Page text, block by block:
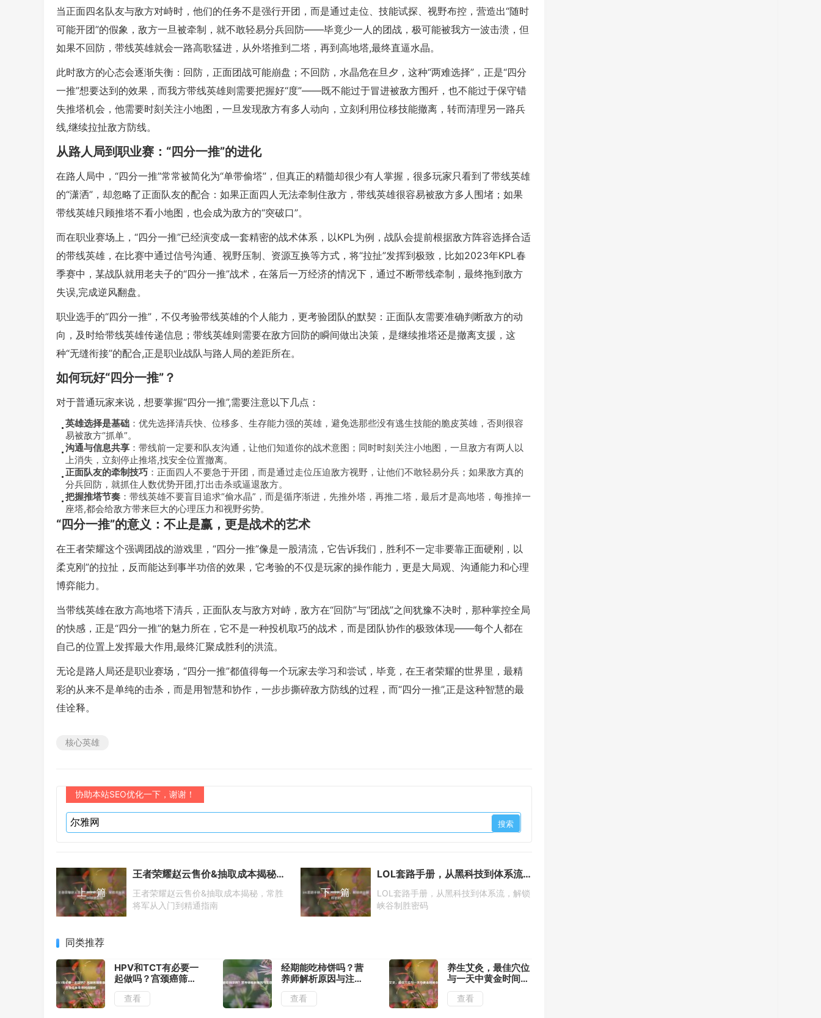
当正面四名队友与敌方对峙时，他们的任务不是强行开团，而是通过走位、技能试探、视野布控，营造出“随时
可能开团”的假象，敌方一旦被牵制，就不敢轻易分兵回防——毕竟少一人的团战，极可能被我方一波击溃，但
如果不回防，带线英雄就会一路高歌猛进，从外塔推到二塔，再到高地塔,最终直逼水晶。
此时敌方的心态会逐渐失衡：回防，正面团战可能崩盘；不回防，水晶危在旦夕，这种“两难选择”，正是“四分
一推”想要达到的效果，而我方带线英雄则需要把握好“度”——既不能过于冒进被敌方围歼，也不能过于保守错
失推塔机会，他需要时刻关注小地图，一旦发现敌方有多人动向，立刻利用位移技能撤离，转而清理另一路兵
线,继续拉扯敌方防线。
从路人局到职业赛：“四分一推”的进化
在路人局中，“四分一推”常常被简化为“单带偷塔”，但真正的精髓却很少有人掌握，很多玩家只看到了带线英雄
的“潇洒”，却忽略了正面队友的配合：如果正面四人无法牵制住敌方，带线英雄很容易被敌方多人围堵；如果
带线英雄只顾推塔不看小地图，也会成为敌方的“突破口”。
而在职业赛场上，“四分一推”已经演变成一套精密的战术体系，以KPL为例，战队会提前根据敌方阵容选择合适
的带线英雄，在比赛中通过信号沟通、视野压制、资源互换等方式，将“拉扯”发挥到极致，比如2023年KPL春
季赛中，某战队就用老夫子的“四分一推”战术，在落后一万经济的情况下，通过不断带线牵制，最终拖到敌方
失误,完成逆风翻盘。
职业选手的“四分一推”，不仅考验带线英雄的个人能力，更考验团队的默契：正面队友需要准确判断敌方的动
向，及时给带线英雄传递信息；带线英雄则需要在敌方回防的瞬间做出决策，是继续推塔还是撤离支援，这
种“无缝衔接”的配合,正是职业战队与路人局的差距所在。
如何玩好“四分一推”？
对于普通玩家来说，想要掌握“四分一推”,需要注意以下几点：
英雄选择是基础 ：优先选择清兵快、位移多、生存能力强的英雄，避免选那些没有逃生技能的脆皮英雄，否则很容
易被敌方“抓单”。
沟通与信息共享 ：带线前一定要和队友沟通，让他们知道你的战术意图；同时时刻关注小地图，一旦敌方有两人以
上消失，立刻停止推塔,找安全位置撤离。
正面队友的牵制技巧 ：正面四人不要急于开团，而是通过走位压迫敌方视野，让他们不敢轻易分兵；如果敌方真的
分兵回防，就抓住人数优势开团,打出击杀或逼退敌方。
把握推塔节奏 ：带线英雄不要盲目追求“偷水晶”，而是循序渐进，先推外塔，再推二塔，最后才是高地塔，每推掉一
座塔,都会给敌方带来巨大的心理压力和视野劣势。
“四分一推”的意义：不止是赢，更是战术的艺术
在王者荣耀这个强调团战的游戏里，“四分一推”像是一股清流，它告诉我们，胜利不一定非要靠正面硬刚，以
柔克刚”的拉扯，反而能达到事半功倍的效果，它考验的不仅是玩家的操作能力，更是大局观、沟通能力和心理
博弈能力。
当带线英雄在敌方高地塔下清兵，正面队友与敌方对峙，敌方在“回防”与“团战”之间犹豫不决时，那种掌控全局
的快感，正是“四分一推”的魅力所在，它不是一种投机取巧的战术，而是团队协作的极致体现——每个人都在
自己的位置上发挥最大作用,最终汇聚成胜利的洪流。
无论是路人局还是职业赛场，“四分一推”都值得每一个玩家去学习和尝试，毕竟，在王者荣耀的世界里，最精
彩的从来不是单纯的击杀，而是用智慧和协作，一步步撕碎敌方防线的过程，而“四分一推”,正是这种智慧的最
佳诠释。
核心英雄
协助本站SEO优化一下，谢谢！
上一篇
王者荣耀赵云售价&抽取成本揭秘，常胜将军从入门到精通指南
王者荣耀赵云售价&抽取成本揭秘，常胜
将军从入门到精通指南
下一篇
LOL套路手册，从黑科技到体系流，解锁峡谷制胜密码
LOL套路手册，从黑科技到体系流，解锁
峡谷制胜密码
同类推荐
HPV和TCT有必要一
起做吗？宫颈癌筛查
最佳组合及结果等待
时间解析
查看
经期能吃柿饼吗？营
养师解析原因与注意
事项
查看
养生艾灸，最佳穴位
与一天中黄金时间全
解析
查看